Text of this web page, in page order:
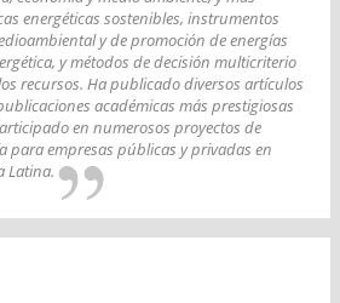
energéticas sostenibles, instrumentos
y de promoción de energías
y métodos de decisión multicriterio
recursos. Ha publicado diversos artículos
académicas más prestigiosas
en numerosos proyectos de
para empresas públicas y privadas en
Latina.